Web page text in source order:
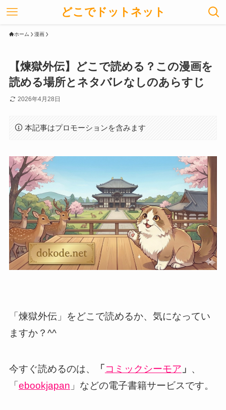
どこでドットネット
ホーム 漫画
【煉獄外伝】どこで読める？この漫画を
読める場所とネタバレなしのあらすじ
2026年4月28日
本記事はプロモーションを含みます
「煉獄外伝」をどこで読めるか、気になってい
ますか？^^
今すぐ読めるのは、 「 コミックシーモア 」 、
「 ebookjapan 」などの電子書籍サービスです。